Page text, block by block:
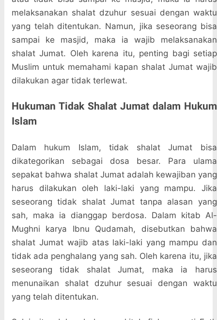
melaksanakan shalat dzuhur sesuai dengan waktu
yang telah ditentukan. Namun, jika seseorang bisa
sampai ke masjid, maka ia wajib melaksanakan
shalat Jumat. Oleh karena itu, penting bagi setiap
Muslim untuk memahami kapan shalat Jumat wajib
dilakukan agar tidak terlewat.
Hukuman Tidak Shalat Jumat dalam Hukum
Islam
Dalam hukum Islam, tidak shalat Jumat bisa
dikategorikan sebagai dosa besar. Para ulama
sepakat bahwa shalat Jumat adalah kewajiban yang
harus dilakukan oleh laki-laki yang mampu. Jika
seseorang tidak shalat Jumat tanpa alasan yang
sah, maka ia dianggap berdosa. Dalam kitab Al-
Mughni karya Ibnu Qudamah, disebutkan bahwa
shalat Jumat wajib atas laki-laki yang mampu dan
tidak ada penghalang yang sah. Oleh karena itu, jika
seseorang tidak shalat Jumat, maka ia harus
menunaikan shalat dzuhur sesuai dengan waktu
yang telah ditentukan.